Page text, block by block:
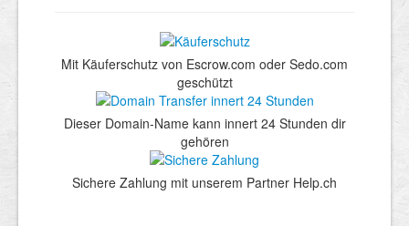
Mit Käuferschutz von Escrow.com oder Sedo.com
geschützt
Dieser Domain-Name kann innert 24 Stunden dir
gehören
Sichere Zahlung mit unserem Partner Help.ch